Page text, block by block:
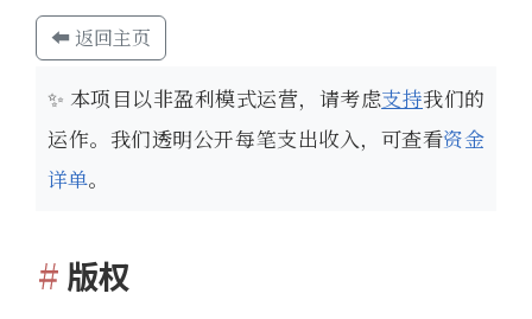
⬅ 返回主页
✨ 本项目以非盈利模式运营，请考虑支持我们的
运作。我们透明公开每笔支出收入，可查看资金
详单。
版权